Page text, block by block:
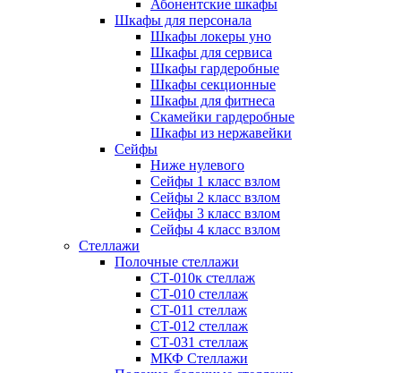
Абонентские шкафы
Шкафы для персонала
Шкафы локеры уно
Шкафы для сервиса
Шкафы гардеробные
Шкафы секционные
Шкафы для фитнеса
Скамейки гардеробные
Шкафы из нержавейки
Сейфы
Ниже нулевого
Сейфы 1 класс взлом
Сейфы 2 класс взлом
Сейфы 3 класс взлом
Сейфы 4 класс взлом
Стеллажи
Полочные стеллажи
СТ-010к стеллаж
СТ-010 стеллаж
СТ-011 стеллаж
СТ-012 стеллаж
СТ-031 стеллаж
МКФ Стеллажи